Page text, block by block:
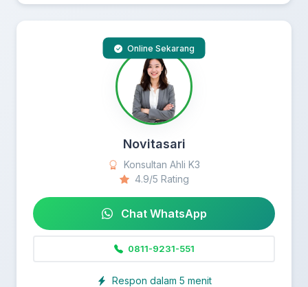
Online Sekarang
Novitasari
Konsultan Ahli K3
4.9/5 Rating
Chat WhatsApp
0811-9231-551
Respon dalam 5 menit